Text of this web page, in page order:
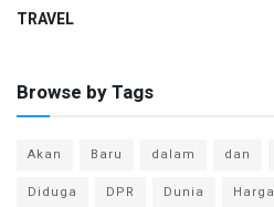
TRAVEL
Browse by Tags
Akan Baru dalam dan
Diduga
DPR Dunia Harga